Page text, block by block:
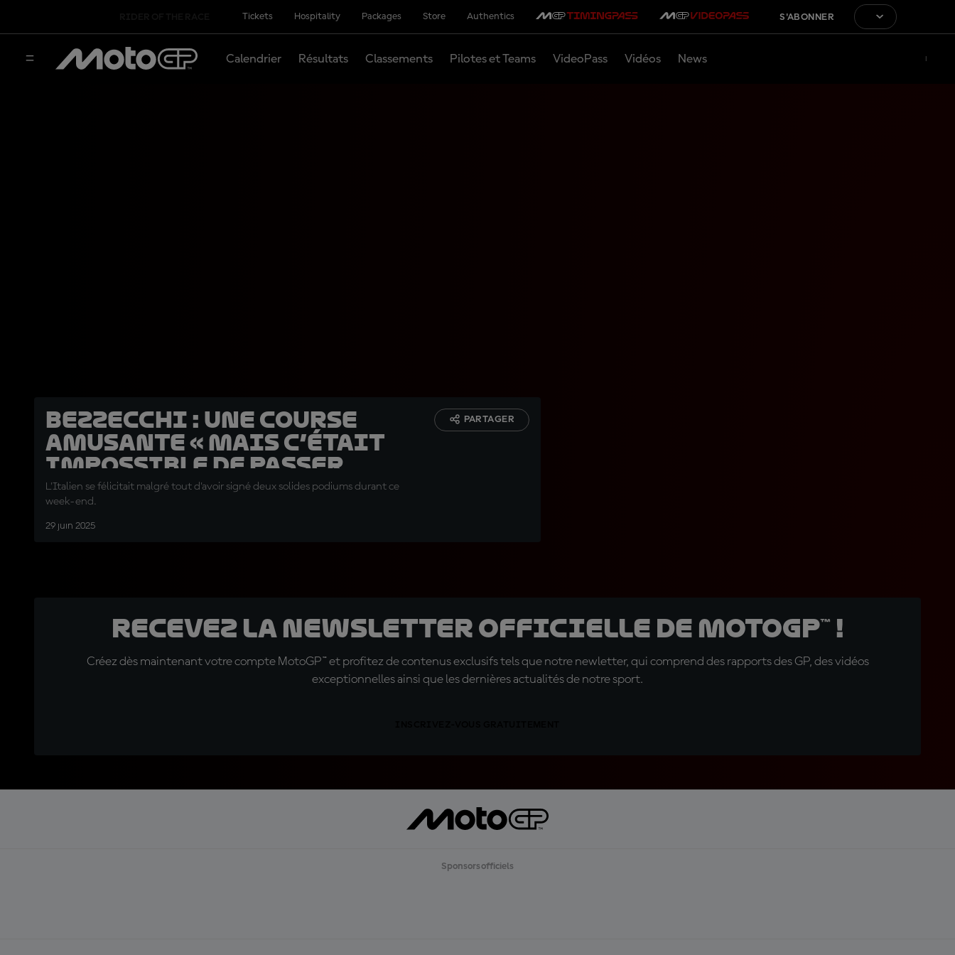
Tickets Hospitality Packages Store Authentics S'ABONNER
Calendrier Résultats Classements Pilotes et Teams VideoPass Vidéos News
Bezzecchi : Une course
amusante « mais c’était
impossible de passer
Marc »
L'Italien se félicitait malgré tout d'avoir signé deux solides podiums durant ce
week-end.
29 juin 2025
PARTAGER
Recevez la Newsletter officielle de MotoGP™ !
Créez dès maintenant votre compte MotoGP™ et profitez de contenus exclusifs tels que notre newletter, qui comprend des rapports des GP, des vidéos
exceptionnelles ainsi que les dernières actualités de notre sport.
Sponsors officiels